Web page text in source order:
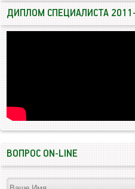
ДИПЛОМ СПЕЦИАЛИСТА
ВОПРОС ON-LINE